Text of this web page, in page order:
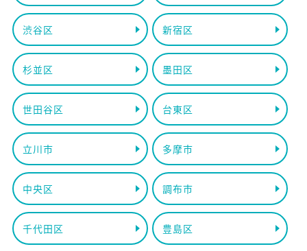
渋谷区 新宿区
杉並区 墨田区
世田谷区 台東区
立川市 多摩市
中央区 調布市
千代田区 豊島区